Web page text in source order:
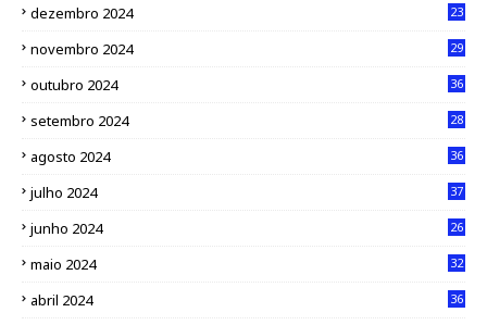
dezembro 2024 23
novembro 2024 29
outubro 2024 36
setembro 2024 28
agosto 2024 36
julho 2024 37
junho 2024 26
maio 2024 32
abril 2024 36